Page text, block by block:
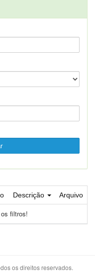
Descrição Arquivo
filtros!
os direitos reservados.